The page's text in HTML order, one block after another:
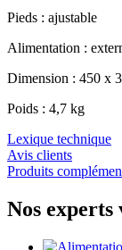
Pieds : ajustable
Alimentation :
Dimension : 450 x
Poids : 4,7 kg
Lexique technique
Avis clients
Produits
Nos experts